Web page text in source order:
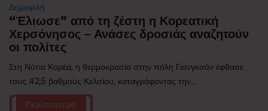
Δημοφιλή
“Έλιωσε” από τη ζέστη η Κορεατική
Χερσόνησος – Ανάσες δροσιάς αναζητούν
οι πολίτες
Στη Νότια Κορέα, η θερμοκρασία στην πόλη Γιανγκσάν έφθασε
τους 42,5 βαθμούς Κελσίου, καταγράφοντας την...
Περισσότερα